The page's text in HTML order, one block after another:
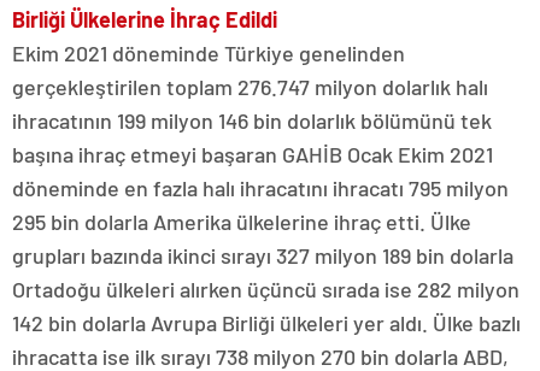
Birliği Ülkelerine İhraç Edildi
Ekim 2021 döneminde Türkiye genelinden
gerçekleştirilen toplam 276.747 milyon dolarlık halı
ihracatının 199 milyon 146 bin dolarlık bölümünü tek
başına ihraç etmeyi başaran GAHİB Ocak Ekim 2021
döneminde en fazla halı ihracatını ihracatı 795 milyon
295 bin dolarla Amerika ülkelerine ihraç etti. Ülke
grupları bazında ikinci sırayı 327 milyon 189 bin dolarla
Ortadoğu ülkeleri alırken üçüncü sırada ise 282 milyon
142 bin dolarla Avrupa Birliği ülkeleri yer aldı. Ülke bazlı
ihracatta ise ilk sırayı 738 milyon 270 bin dolarla ABD,